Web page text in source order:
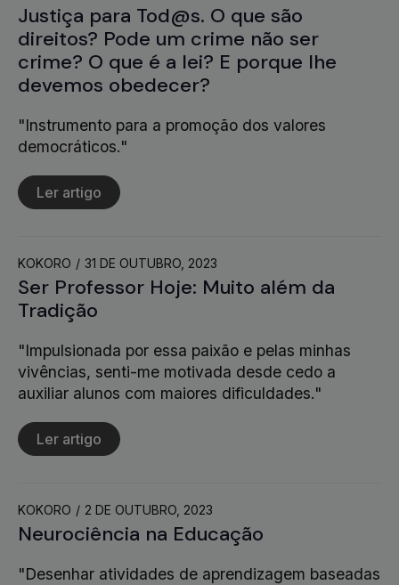
Justiça para Tod@s. O que são
direitos? Pode um crime não ser
crime? O que é a lei? E porque lhe
devemos obedecer?
"Instrumento para a promoção dos valores
democráticos."
Ler artigo
Ser Professor Hoje: Muito além da
Tradição
KOKORO 31 DE OUTUBRO, 2023
"Impulsionada por essa paixão e pelas minhas
vivências, senti-me motivada desde cedo a
auxiliar alunos com maiores dificuldades."
Ler artigo
Neurociência na Educação
KOKORO 2 DE OUTUBRO, 2023
"Desenhar atividades de aprendizagem baseadas